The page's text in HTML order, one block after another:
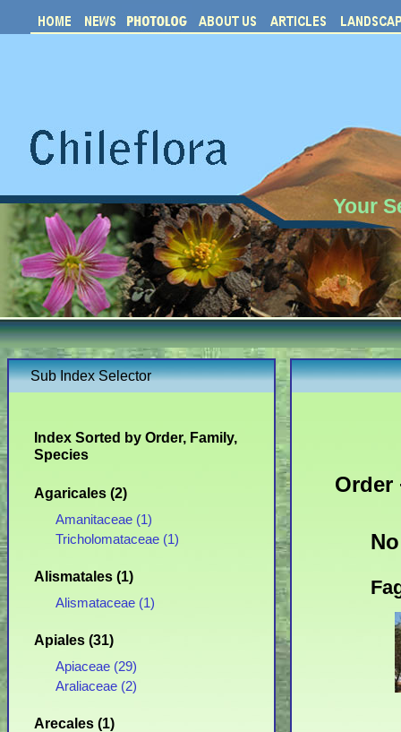
Your
Sub Index Selector
Index Sorted by Order, Family,
Species
Agaricales (2)
Amanitaceae (1)
Tricholomataceae (1)
Alismatales (1)
Alismataceae (1)
Apiales (31)
Apiaceae (29)
Araliaceae (2)
Arecales (1)
Order